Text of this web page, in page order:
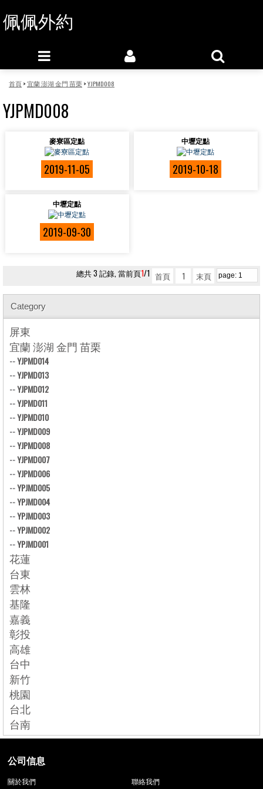
佩佩外約
首頁>宜蘭 澎湖 金門 苗栗>YJPMD008
YJPMD008
麥寮區定點
2019-11-05
中壢定點
2019-10-18
中壢定點
2019-09-30
總共 3 記錄, 當前頁1/1 首頁 1 末頁
Category
屏東
宜蘭 澎湖 金門 苗栗
--YJPMD014
--YJPMD013
--YJPMD012
--YJPMD011
--YJPMD010
--YJPMD009
--YJPMD008
--YJPMD007
--YJPMD006
--YPJMD005
--YPJMD004
--YPJMD003
--YPJMD002
--YPJMD001
花蓮
台東
雲林
基隆
嘉義
彰投
高雄
台中
新竹
桃園
台北
台南
公司信息
關於我們
聯絡我們